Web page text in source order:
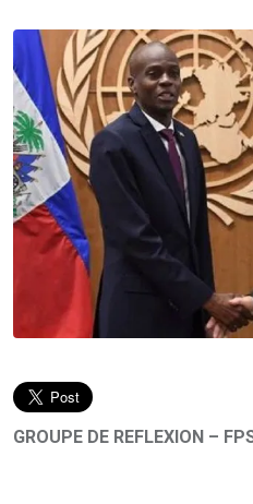
GROUPE DE REFLEXION –